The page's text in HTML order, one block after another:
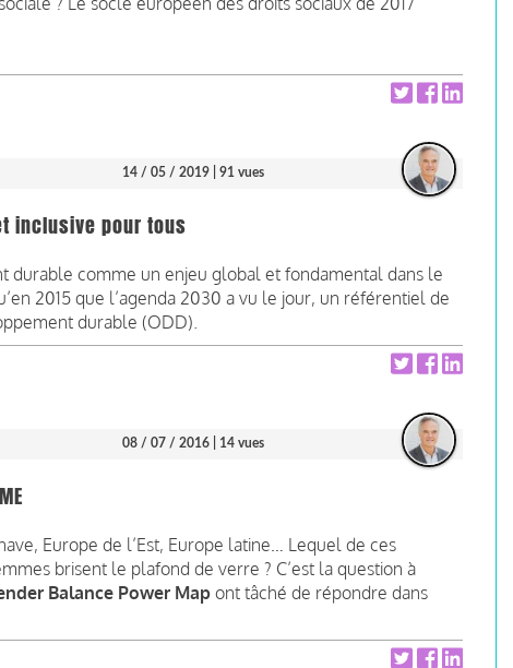
14 / 05 / 2019 | 91 vues
inclusive pour tous
durable comme un enjeu global et fondamental dans le
2015 que l’agenda 2030 a vu le jour, un référentiel de
durable (ODD).
08 / 07 / 2016 | 14 vues
Europe de l’Est, Europe latine… Lequel de ces
brisent le plafond de verre ? C’est la question à
Balance Power Map ont tâché de répondre dans